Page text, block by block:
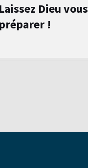
Laissez Dieu vous
préparer !